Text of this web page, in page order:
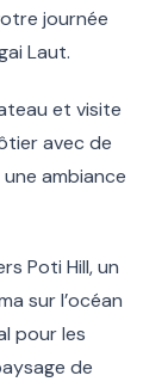
journée
Laut.
et visite
avec de
ambiance
Poti Hill, un
sur l’océan
pour les
de